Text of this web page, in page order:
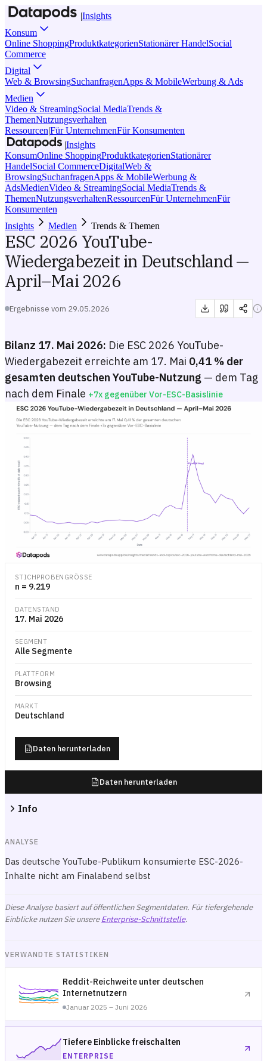
|Insights
Konsum
Online ShoppingProduktkategorienStationärer HandelSocial
Commerce
Digital
Web & BrowsingSuchanfragenApps & MobileWerbung & Ads
Medien
Video & StreamingSocial MediaTrends &
ThemenNutzungsverhalten
Ressourcen|Für UnternehmenFür Konsumenten
|Insights
KonsumOnline ShoppingProduktkategorienStationärer
HandelSocial CommerceDigitalWeb &
BrowsingSuchanfragenApps & MobileWerbung &
AdsMedienVideo & StreamingSocial MediaTrends &
ThemenNutzungsverhaltenRessourcenFür UnternehmenFür
Konsumenten
Insights
Medien Trends & Themen
ESC 2026 YouTube-
Wiedergabezeit in Deutschland —
April–Mai 2026
Ergebnisse vom 29.05.2026
Bilanz 17. Mai 2026: Die ESC 2026 YouTube-
Wiedergabezeit erreichte am 17. Mai 0,41 % der
gesamten deutschen YouTube-Nutzung — dem Tag
nach dem Finale +7x gegenüber Vor-ESC-Basislinie
ESC 2026 YouTube-Wiedergabezeit in Deutschland — April–Mai
Liniendiagramm, das den täglichen Anteil der gesamten YouTube-
STICHPROBENGRÖSSE
n = 9.219
DATENSTAND
17. Mai 2026
SEGMENT
Alle Segmente
PLATTFORM
Browsing
MARKT
Deutschland
Daten herunterladen
Daten herunterladen
Info
ANALYSE
Das deutsche YouTube-Publikum konsumierte ESC-2026-
Inhalte nicht am Finalabend selbst
Diese Analyse basiert auf öffentlichen Segmentdaten. Für tiefergehende
Einblicke nutzen Sie unsereEnterprise-Schnittstelle.
VERWANDTE STATISTIKEN
Reddit-Reichweite unter deutschen
Internetnutzern
Januar 2025 – Juni 2026
Tiefere Einblicke freischalten
ENTERPRISE